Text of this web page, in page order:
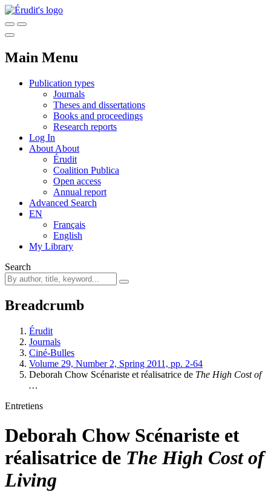
Main Menu
Publication types
Journals
Theses and dissertations
Books and proceedings
Research reports
Log In
About About
Érudit
Coalition Publica
Open access
Annual report
Advanced Search
EN
Français
English
My Library
Search
Breadcrumb
Érudit
Journals
Ciné-Bulles
Volume 29, Number 2, Spring 2011, pp. 2-64
Deborah Chow Scénariste et réalisatrice de The High Cost of
…
Entretiens
Deborah Chow Scénariste et
réalisatrice de The High Cost of
Living